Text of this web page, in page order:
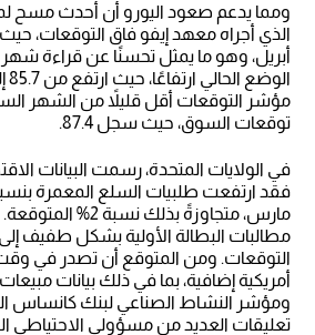
ومما يدعم صعود اليورو أن أحدث مسح
أبريل، وهو ما يمثل تحسنًا عن قراءة
مؤشر التوقعات أقل قليلاً من الشهر
توقعات السوق، حيث سجل 87.4.
في الولايات المتحدة، رسمت البيانات
مارس، متجاوزةً بذلك
التوقعات. ومن المتوقع أن تصدر في وقت
أمريكية إضافية، بما في ذلك بيانات مبيعات
ومؤشر النشاط الصناعي لبنك كانساس
تعليقات العديد من مسؤولي الاحتياطي